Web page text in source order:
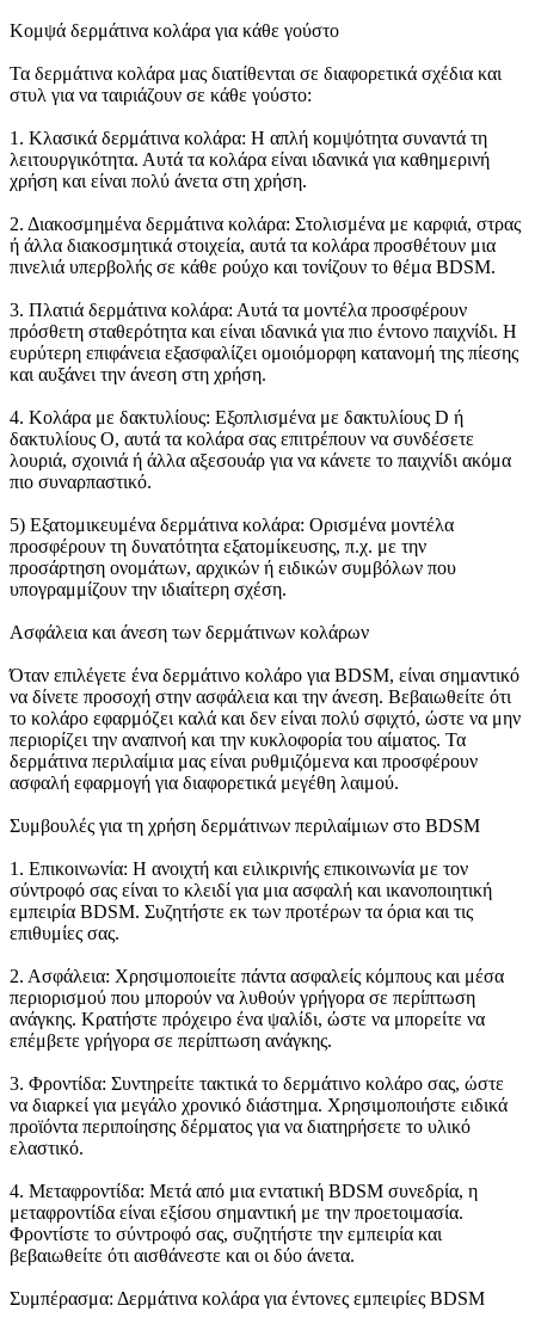
Κομψά δερμάτινα κολάρα για κάθε γούστο
Τα δερμάτινα κολάρα μας διατίθενται σε διαφορετικά σχέδια και
στυλ για να ταιριάζουν σε κάθε γούστο:
1. Κλασικά δερμάτινα κολάρα: Η απλή κομψότητα συναντά τη
λειτουργικότητα. Αυτά τα κολάρα είναι ιδανικά για καθημερινή
χρήση και είναι πολύ άνετα στη χρήση.
2. Διακοσμημένα δερμάτινα κολάρα: Στολισμένα με καρφιά, στρας
ή άλλα διακοσμητικά στοιχεία, αυτά τα κολάρα προσθέτουν μια
πινελιά υπερβολής σε κάθε ρούχο και τονίζουν το θέμα BDSM.
3. Πλατιά δερμάτινα κολάρα: Αυτά τα μοντέλα προσφέρουν
πρόσθετη σταθερότητα και είναι ιδανικά για πιο έντονο παιχνίδι. Η
ευρύτερη επιφάνεια εξασφαλίζει ομοιόμορφη κατανομή της πίεσης
και αυξάνει την άνεση στη χρήση.
4. Κολάρα με δακτυλίους: Εξοπλισμένα με δακτυλίους D ή
δακτυλίους O, αυτά τα κολάρα σας επιτρέπουν να συνδέσετε
λουριά, σχοινιά ή άλλα αξεσουάρ για να κάνετε το παιχνίδι ακόμα
πιο συναρπαστικό.
5) Εξατομικευμένα δερμάτινα κολάρα: Ορισμένα μοντέλα
προσφέρουν τη δυνατότητα εξατομίκευσης, π.χ. με την
προσάρτηση ονομάτων, αρχικών ή ειδικών συμβόλων που
υπογραμμίζουν την ιδιαίτερη σχέση.
Ασφάλεια και άνεση των δερμάτινων κολάρων
Όταν επιλέγετε ένα δερμάτινο κολάρο για BDSM, είναι σημαντικό
να δίνετε προσοχή στην ασφάλεια και την άνεση. Βεβαιωθείτε ότι
το κολάρο εφαρμόζει καλά και δεν είναι πολύ σφιχτό, ώστε να μην
περιορίζει την αναπνοή και την κυκλοφορία του αίματος. Τα
δερμάτινα περιλαίμια μας είναι ρυθμιζόμενα και προσφέρουν
ασφαλή εφαρμογή για διαφορετικά μεγέθη λαιμού.
Συμβουλές για τη χρήση δερμάτινων περιλαίμιων στο BDSM
1. Επικοινωνία: Η ανοιχτή και ειλικρινής επικοινωνία με τον
σύντροφό σας είναι το κλειδί για μια ασφαλή και ικανοποιητική
εμπειρία BDSM. Συζητήστε εκ των προτέρων τα όρια και τις
επιθυμίες σας.
2. Ασφάλεια: Χρησιμοποιείτε πάντα ασφαλείς κόμπους και μέσα
περιορισμού που μπορούν να λυθούν γρήγορα σε περίπτωση
ανάγκης. Κρατήστε πρόχειρο ένα ψαλίδι, ώστε να μπορείτε να
επέμβετε γρήγορα σε περίπτωση ανάγκης.
3. Φροντίδα: Συντηρείτε τακτικά το δερμάτινο κολάρο σας, ώστε
να διαρκεί για μεγάλο χρονικό διάστημα. Χρησιμοποιήστε ειδικά
προϊόντα περιποίησης δέρματος για να διατηρήσετε το υλικό
ελαστικό.
4. Μεταφροντίδα: Μετά από μια εντατική BDSM συνεδρία, η
μεταφροντίδα είναι εξίσου σημαντική με την προετοιμασία.
Φροντίστε το σύντροφό σας, συζητήστε την εμπειρία και
βεβαιωθείτε ότι αισθάνεστε και οι δύο άνετα.
Συμπέρασμα: Δερμάτινα κολάρα για έντονες εμπειρίες BDSM